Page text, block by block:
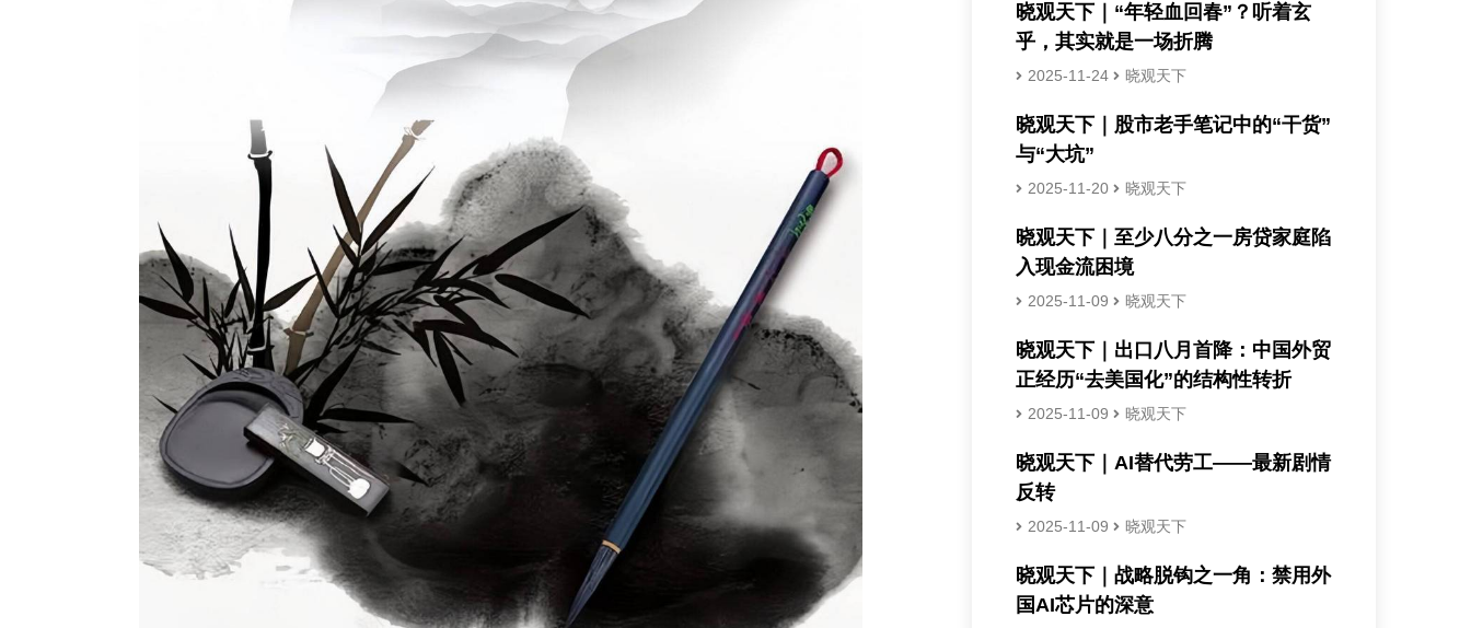
晓观天下｜“年轻血回春”？听着玄
乎，其实就是一场折腾
2025-11-24 晓观天下
晓观天下｜股市老手笔记中的“干货”
与“大坑”
2025-11-20 晓观天下
晓观天下｜至少八分之一房贷家庭陷
入现金流困境
2025-11-09 晓观天下
晓观天下｜出口八月首降：中国外贸
正经历“去美国化”的结构性转折
2025-11-09 晓观天下
晓观天下｜AI替代劳工——最新剧情
反转
2025-11-09 晓观天下
晓观天下｜战略脱钩之一角：禁用外
国AI芯片的深意